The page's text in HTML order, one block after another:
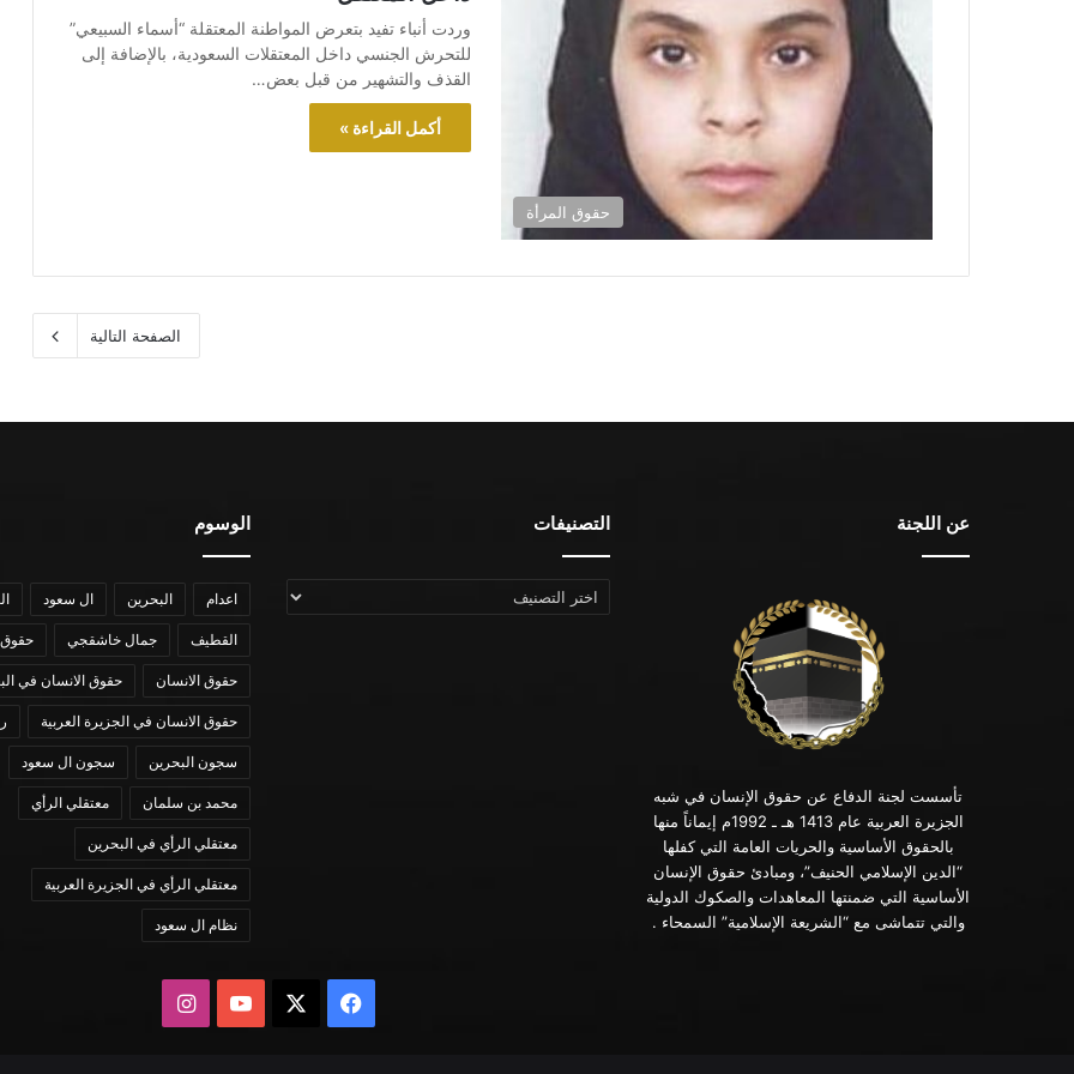
حقوق المرأة
وردت أنباء تفيد بتعرض المواطنة المعتقلة “أسماء السبيعي”
للتحرش الجنسي داخل المعتقلات السعودية، بالإضافة إلى
القذف والتشهير من قبل بعض…
أكمل القراءة »
الصفحة التالية
عن اللجنة
تأسست لجنة الدفاع عن حقوق الإنسان في شبه
الجزيرة العربية عام 1413 هـ ـ 1992م إيماناً منها
بالحقوق الأساسية والحريات العامة التي كفلها
“الدين الإسلامي الحنيف”، ومبادئ حقوق الإنسان
الأساسية التي ضمنتها المعاهدات والصكوك الدولية
والتي تتماشى مع “الشريعة الإسلامية” السمحاء .
التصنيفات
التصنيفات
الوسوم
اعدام البحرين ال سعود
القطيف جمال خاشقجي حقوق
حقوق الانسان حقوق الانسان في
حقوق الانسان في الجزيرة العربية
سجون البحرين سجون ال سعود
محمد بن سلمان معتقلي الرأي
معتقلي الرأي في البحرين
معتقلي الرأي في الجزيرة العربية
نظام ال سعود
فيسبوك يوتيوبانستقرام